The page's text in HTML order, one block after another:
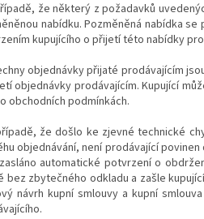
že některý z požadavků
nabídku. Pozměněná nabídka
kupujícího o přijetí této nabídky
objednávky přijaté prodávajícím
objednávky prodávajícím. Kupující
obchodních podmínkách.
že došlo ke zjevné technické
objednávání, není prodávající
automatické potvrzení o
bez zbytečného odkladu a zašle
návrh kupní smlouvy a kupní